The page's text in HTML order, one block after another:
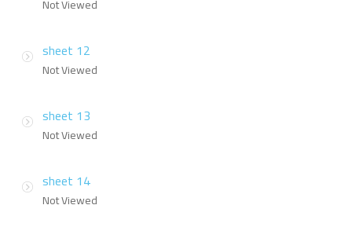
Not Viewed
sheet 12
Not Viewed
sheet 13
Not Viewed
sheet 14
Not Viewed